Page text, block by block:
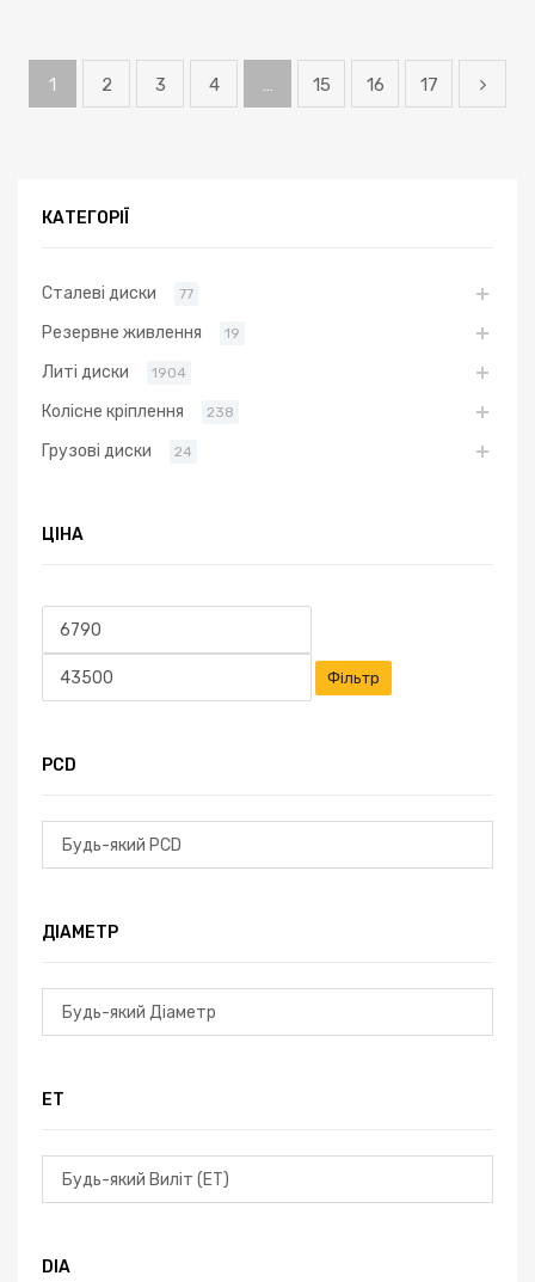
1 2 3 4 … 15 16 17
КАТЕГОРІЇ
Сталеві диски 77
Резервне живлення 19
Литі диски 1904
Колісне кріплення 238
Грузові диски 24
ЦІНА
Мінімальна
Фільтр
PCD
ДІАМЕТР
ЕТ
DIA